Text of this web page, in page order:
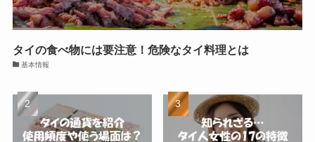
タイの食べ物には要注意！危険なタイ料理とは
基本情報